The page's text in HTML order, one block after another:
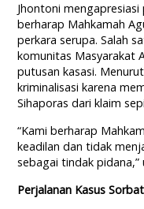
Jhontoni
berharap Mahkamah
perkara serupa. Salah
komunitas Masyarakat
putusan kasasi.
kriminalisasi karena
Sihaporas dari klaim
“Kami berharap
keadilan dan tidak
sebagai tindak pidana,”
Perjalanan Kasus